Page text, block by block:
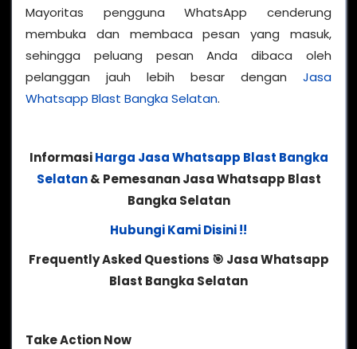
Mayoritas pengguna WhatsApp cenderung
membuka dan membaca pesan yang masuk,
sehingga peluang pesan Anda dibaca oleh
pelanggan jauh lebih besar dengan Jasa
Whatsapp Blast Bangka Selatan.
InformasiHarga Jasa Whatsapp Blast Bangka
Selatan& Pemesanan Jasa Whatsapp Blast
Bangka Selatan
Hubungi Kami Disini !!
Frequently Asked Questions 🎯 Jasa Whatsapp
Blast Bangka Selatan
Take Action Now